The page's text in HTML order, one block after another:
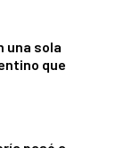
una sola
que